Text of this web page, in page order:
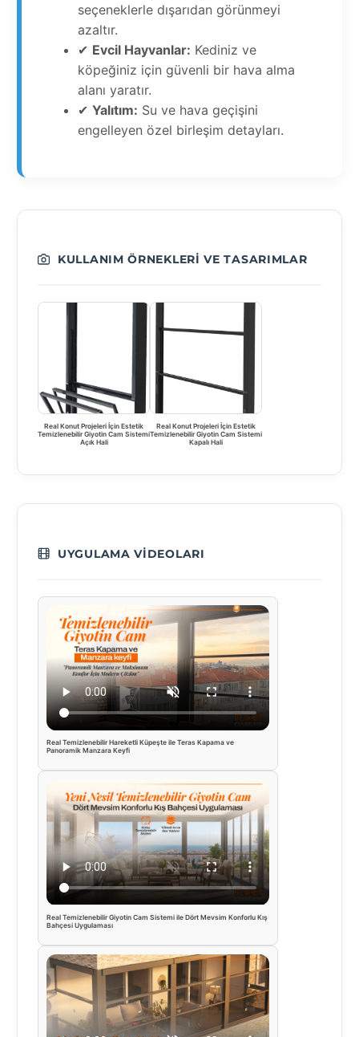
seçeneklerle dışarıdan görünmeyi
azaltır.
✔ Evcil Hayvanlar: Kediniz ve
köpeğiniz için güvenli bir hava alma
alanı yaratır.
✔ Yalıtım: Su ve hava geçişini
engelleyen özel birleşim detayları.
KULLANIM ÖRNEKLERI VE TASARIMLAR
Real Konut Projeleri İçin Estetik
Temizlenebilir Giyotin Cam Sistemi
Açık Hali
Real Konut Projeleri İçin Estetik
Temizlenebilir Giyotin Cam Sistemi
Kapalı Hali
UYGULAMA VIDEOLARI
Real Temizlenebilir Hareketli Küpeşte ile Teras Kapama ve
Panoramik Manzara Keyfi
Real Temizlenebilir Giyotin Cam Sistemi ile Dört Mevsim Konforlu Kış
Bahçesi Uygulaması